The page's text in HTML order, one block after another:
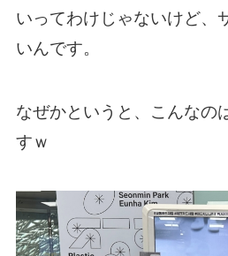
いってわけじゃないけど、
いんです。
なぜかというと、こんなの
すｗ